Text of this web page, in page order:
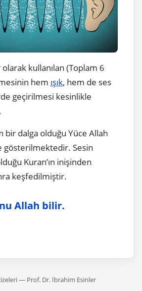
kullanılan (Toplam 6
hem ışık, hem de ses
geçirilmesi kesinlikle
bir dalga olduğu Yüce Allah
gösterilmektedir. Sesin
Kuran’ın inişinden
keşfedilmiştir.
Allah bilir.
— Prof. Dr. İbrahim Esinler